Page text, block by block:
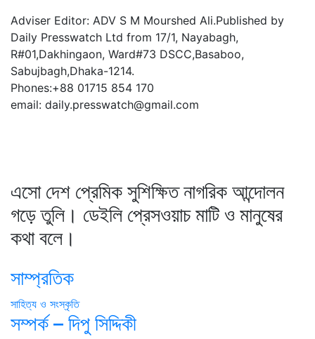
Adviser Editor: ADV S M Mourshed Ali.Published by
Daily Presswatch Ltd from 17/1, Nayabagh,
R#01,Dakhingaon, Ward#73 DSCC,Basaboo,
Sabujbagh,Dhaka-1214.
Phones:+88 01715 854 170
email: daily.presswatch@gmail.com
এসো দেশ প্রেমিক সুশিক্ষিত নাগরিক আন্দোলন
গড়ে তুলি। ডেইলি প্রেসওয়াচ মাটি ও মানুষের
কথা বলে।
সাম্প্রতিক
সাহিত্য ও সংস্কৃতি
সম্পর্ক – দিপু সিদ্দিকী